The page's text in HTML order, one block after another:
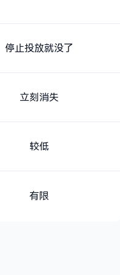
停止投放就没了
立刻消失
较低
有限